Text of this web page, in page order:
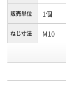
販売単位 1個
ねじ寸法 M10
J108075